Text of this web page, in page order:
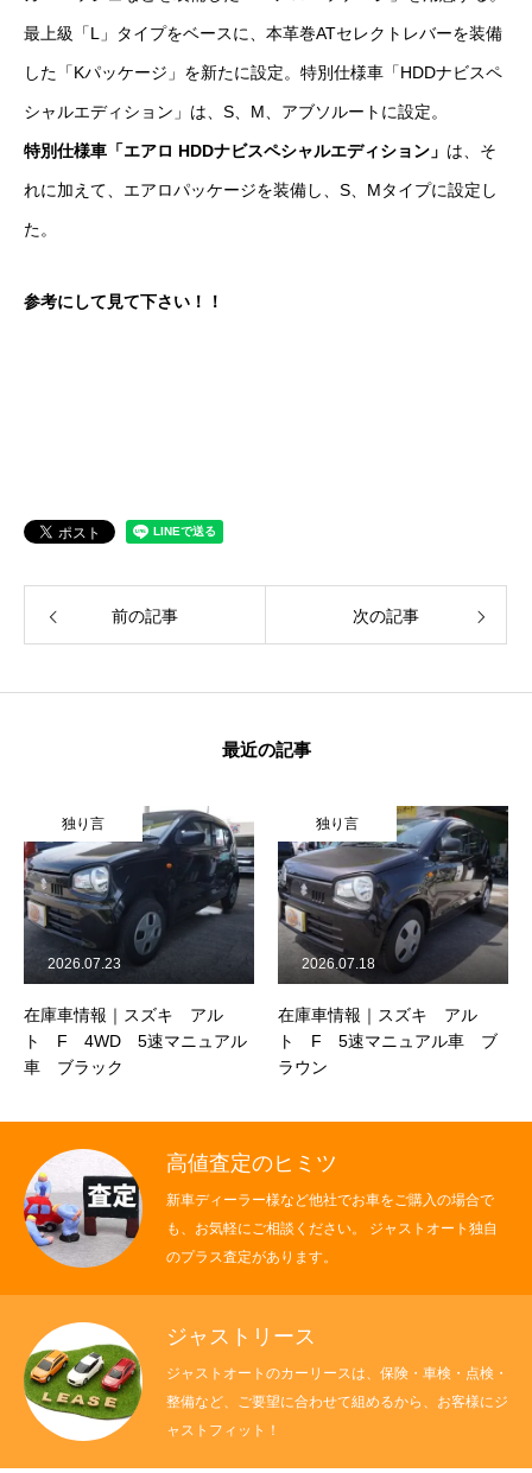
最上級「L」タイプをベースに、本革巻ATセレクトレバーを装備
した「Kパッケージ」を新たに設定。特別仕様車「HDDナビスペ
シャルエディション」は、S、M、アブソルートに設定。
特別仕様車「エアロ HDDナビスペシャルエディション」 は、そ
れに加えて、エアロパッケージを装備し、S、Mタイプに設定し
た。
参考にして見て下さい！！
前の記事 次の記事
最近の記事
独り言
在庫車情報｜スズキ アル
ト F 4WD 5速マニュアル
車 ブラック
2026.07.23
独り言
在庫車情報｜スズキ アル
ト F 5速マニュアル車 ブ
ラウン
2026.07.18
高値査定のヒミツ
新車ディーラー様など他社でお車をご購入の場合で
も、お気軽にご相談ください。 ジャストオート独自
のプラス査定があります。
ジャストリース
ジャストオートのカーリースは、保険・車検・点検・
整備など、ご要望に合わせて組めるから、お客様にジ
ャストフィット！